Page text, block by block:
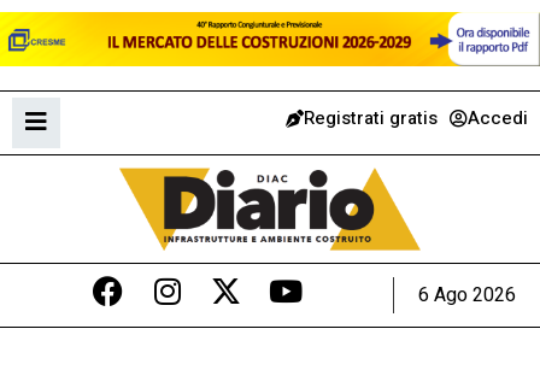
Registrati gratis Accedi
6 Ago 2026